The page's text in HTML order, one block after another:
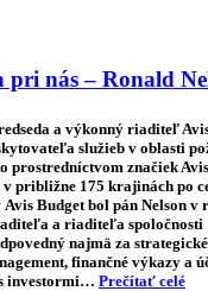
nás – Ronald
a výkonný riaditeľ
služieb v oblasti
prostredníctvom značiek
približne 175 krajinách po
Budget bol pán Nelson v
a riaditeľa spoločnosti
najmä za
finančné výkazy a
investormi… Prečítať celé